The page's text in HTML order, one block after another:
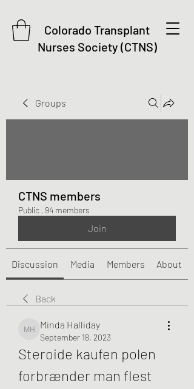
Colorado Transplant
Nurses Society (CTNS)
Groups
CTNS members
Public · 94 members
Join
Discussion Media Members About
Back
Minda Halliday
Minda Halliday
September 18, 2023
Steroide kaufen polen
forbrænder man flest